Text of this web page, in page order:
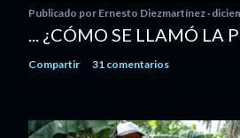
Publicado por Ernesto Diezmartínez
... ¿CÓMO SE LLAMÓ LA
Compartir 31 comentarios